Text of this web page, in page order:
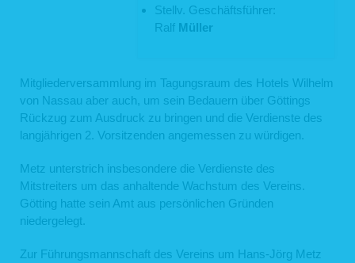
Stellv. Geschäftsführer:
Ralf Müller
Mitgliederversammlung im Tagungsraum des Hotels Wilhelm
von Nassau aber auch, um sein Bedauern über Göttings
Rückzug zum Ausdruck zu bringen und die Verdienste des
langjährigen 2. Vorsitzenden angemessen zu würdigen.
Metz unterstrich insbesondere die Verdienste des
Mitstreiters um das anhaltende Wachstum des Vereins.
Götting hatte sein Amt aus persönlichen Gründen
niedergelegt.
Zur Führungsmannschaft des Vereins um Hans-Jörg Metz